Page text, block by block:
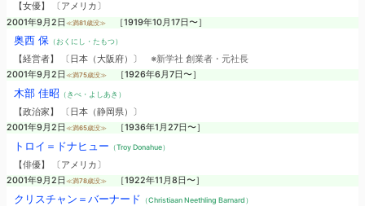
【女優】 〔アメリカ〕
2001年9月2日 ≪満81歳没≫ ［1919年10月17日〜］
奥西 保（おくにし・たもつ）
【経営者】 〔日本（大阪府）〕 ※新学社 創業者・元社長
2001年9月2日 ≪満75歳没≫ ［1926年6月7日〜］
木部 佳昭 （きべ・よしあき）
【政治家】 〔日本（静岡県）〕
2001年9月2日 ≪満65歳没≫ ［1936年1月27日〜］
トロイ＝ドナヒュー （Troy Donahue）
【俳優】 〔アメリカ〕
2001年9月2日 ≪満78歳没≫ ［1922年11月8日〜］
クリスチャン＝バーナード （Christiaan Neethling Barnard）